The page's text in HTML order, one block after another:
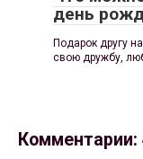
день
Подарок другу
свою дружбу,
Комментарии: